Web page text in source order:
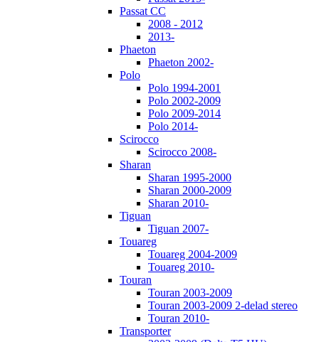
Passat CC
2008 - 2012
2013-
Phaeton
Phaeton 2002-
Polo
Polo 1994-2001
Polo 2002-2009
Polo 2009-2014
Polo 2014-
Scirocco
Scirocco 2008-
Sharan
Sharan 1995-2000
Sharan 2000-2009
Sharan 2010-
Tiguan
Tiguan 2007-
Touareg
Touareg 2004-2009
Touareg 2010-
Touran
Touran 2003-2009
Touran 2003-2009 2-delad stereo
Touran 2010-
Transporter